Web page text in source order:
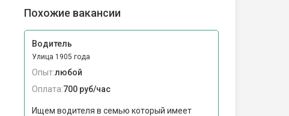
Похожие вакансии
Водитель
Улица 1905 года
Опыт:любой
Оплата:700 руб/час
Ищем водителя в семью который имеет